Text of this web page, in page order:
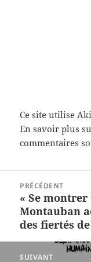
Ce site utilise
En savoir plus
commentaires
l’article
PRÉCÉDENT
Article
précédent :
« Se montrer
Montauban
des fiertés
SUIVANT